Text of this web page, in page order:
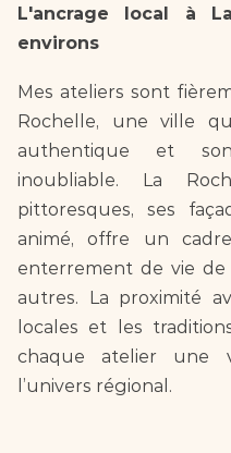
L'ancrage local à
environs
Mes ateliers sont
Rochelle, une ville
authentique et
inoubliable. La
pittoresques, ses
animé, offre un
enterrement de vie
autres. La proximité
locales et les
chaque atelier une
l’univers régional.